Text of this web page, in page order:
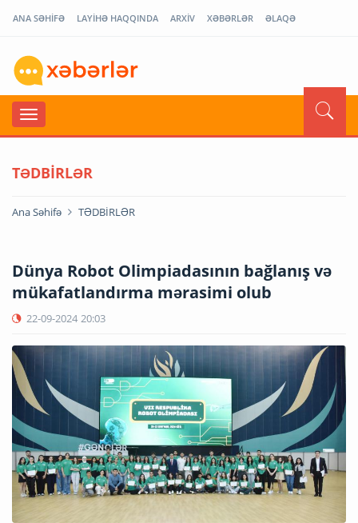
ANA SƏHİFƏ LAYİHƏ HAQQINDA ARXİV XƏBƏRLƏR ƏLAQƏ
TƏDBİRLƏR
Ana Səhifə TƏDBİRLƏR
Dünya Robot Olimpiadasının bağlanış və
mükafatlandırma mərasimi olub
22-09-2024 20:03